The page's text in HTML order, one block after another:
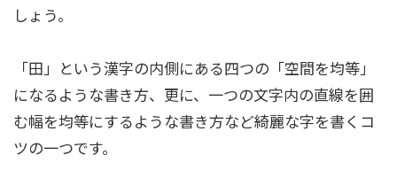
しょう。
「田」という漢字の内側にある四つの「空間を均等」
になるような書き方、更に、一つの文字内の直線を囲
む幅を均等にするような書き方など綺麗な字を書くコ
ツの一つです。